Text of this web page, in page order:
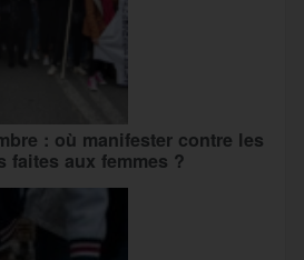
: où manifester contre les
faites aux femmes ?